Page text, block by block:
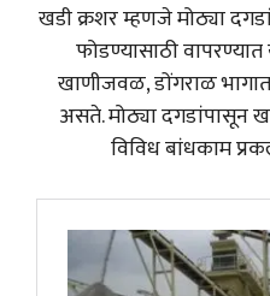
खडी क्रशर म्हणजे मोठ्या
फोडण्यासाठी वापरण्यात
खाणीजवळ, डोंगराळ
असते. मोठ्या दगडांपासून
विविध बांधकाम